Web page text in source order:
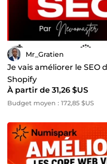
Mr_Gratien
Je vais améliorer le SEO
Shopify
À partir de 31,26 $US
Budget moyen : 172,85 $US